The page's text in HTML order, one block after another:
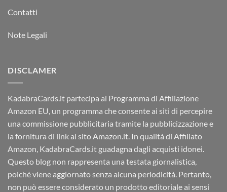
Contatti
Note Legali
DISCLAMER
KadabraCards.it partecipa al Programma di Affiliazione
Amazon EU, un programma che consente ai siti di percepire
una commissione pubblicitaria tramite la pubblicizzazione e
la fornitura di link al sito Amazon.it. In qualità di Affiliato
Amazon, KadabraCards.it guadagna dagli acquisti idonei.
Questo blog non rappresenta una testata giornalistica,
poiché viene aggiornato senza alcuna periodicità. Pertanto,
non può essere considerato un prodotto editoriale ai sensi